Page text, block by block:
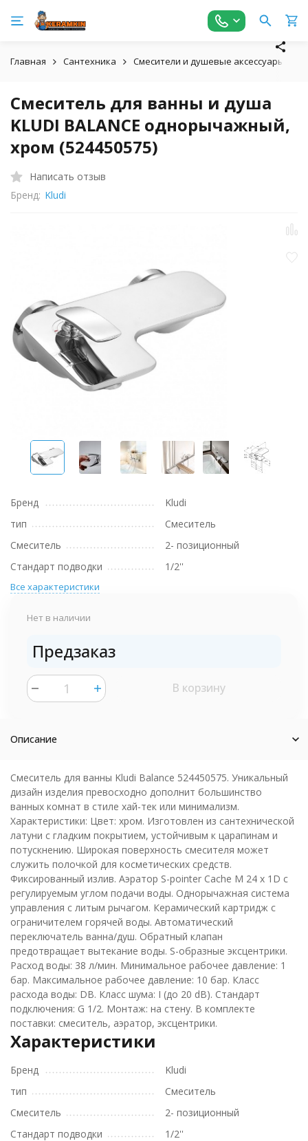
Главная Сантехника Смесители и душевые аксессуары
Смеситель для ванны и душа
KLUDI BALANCE однорычажный,
хром (524450575)
Написать отзыв
Бренд: Kludi
Бренд
Kludi
тип
Смеситель
Смеситель
2- позиционный
Стандарт подводки
1/2''
Все характеристики
Нет в наличии
Предзаказ
В корзину
Описание
Смеситель для ванны Kludi Balance 524450575. Уникальный
дизайн изделия превосходно дополнит большинство
ванных комнат в стиле хай-тек или минимализм.
Характеристики: Цвет: хром. Изготовлен из сантехнической
латуни с гладким покрытием, устойчивым к царапинам и
потускнению. Широкая поверхность смесителя может
служить полочкой для косметических средств.
Фиксированный излив. Аэратор S-pointer Cache M 24 x 1D с
регулируемым углом подачи воды. Однорычажная система
управления с литым рычагом. Керамический картридж с
ограничителем горячей воды. Автоматический
переключатель ванна/душ. Обратный клапан
предотвращает вытекание воды. S-образные эксцентрики.
Расход воды: 38 л/мин. Минимальное рабочее давление: 1
бар. Максимальное рабочее давление: 10 бар. Класс
расхода воды: DВ. Класс шума: I (до 20 dB). Стандарт
подключения: G 1/2. Монтаж: на стену. В комплекте
поставки: смеситель, аэратор, эксцентрики.
Характеристики
Бренд
Kludi
тип
Смеситель
Смеситель
2- позиционный
Стандарт подводки
1/2''